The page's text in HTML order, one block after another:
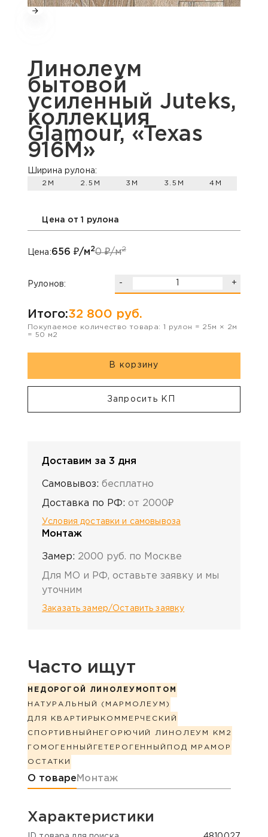
Линолеум
бытовой
усиленный Juteks,
коллекция
Glamour, «Texas
916M»
Ширина рулона:
2М 2.5М 3М 3.5М 4М
Цена от 1 рулона
Цена:656 ₽/м20₽/м2
Рулонов: - +
Итого:32 800 руб.
Покупаемое количество товара: 1 рулон = 25м × 2м
= 50 м2
В корзину
Запросить КП
Доставим за 3 дня
Самовывоз: бесплатно
Доставка по РФ: от 2000₽
Условия доставки и самовывоза
Монтаж
Замер: 2000 руб. по Москве
Для МО и РФ, оставьте заявку и мы
уточним
Заказать замер/Оставить заявку
Часто ищут
НЕДОРОГОЙ ЛИНОЛЕУМ ОПТОМ
НАТУРАЛЬНЫЙ (МАРМОЛЕУМ)
ДЛЯ КВАРТИРЫ КОММЕРЧЕСКИЙ
СПОРТИВНЫЙ НЕГОРЮЧИЙ ЛИНОЛЕУМ КМ2
ГОМОГЕННЫЙ ГЕТЕРОГЕННЫЙ ПОД МРАМОР
ОСТАТКИ
Информация о товаре
О товаре Монтаж
Характеристики